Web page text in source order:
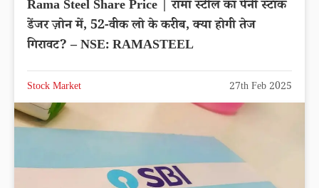
Rama Steel Share Price | रामा स्टील का पेनी स्टॉक
डेंजर ज़ोन में, 52-वीक लो के करीब, क्या होगी तेज
गिरावट? – NSE: RAMASTEEL
Stock Market 27th Feb 2025